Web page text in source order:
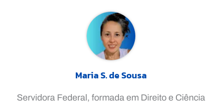
Maria S. de Sousa
Servidora Federal, formada em Direito e Ciência